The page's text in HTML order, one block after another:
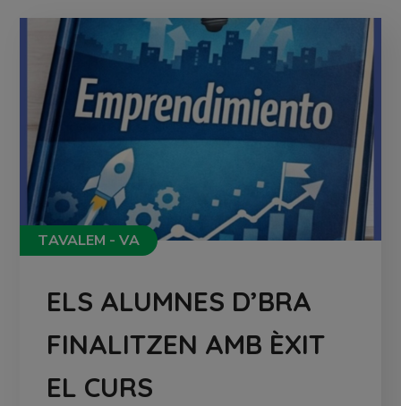
TAVALEM - VA
ELS ALUMNES D’BRA
FINALITZEN AMB ÈXIT
EL CURS